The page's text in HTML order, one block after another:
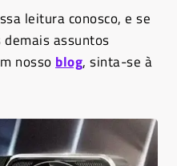
leitura conosco, e se
assuntos
nosso blog, sinta-se à